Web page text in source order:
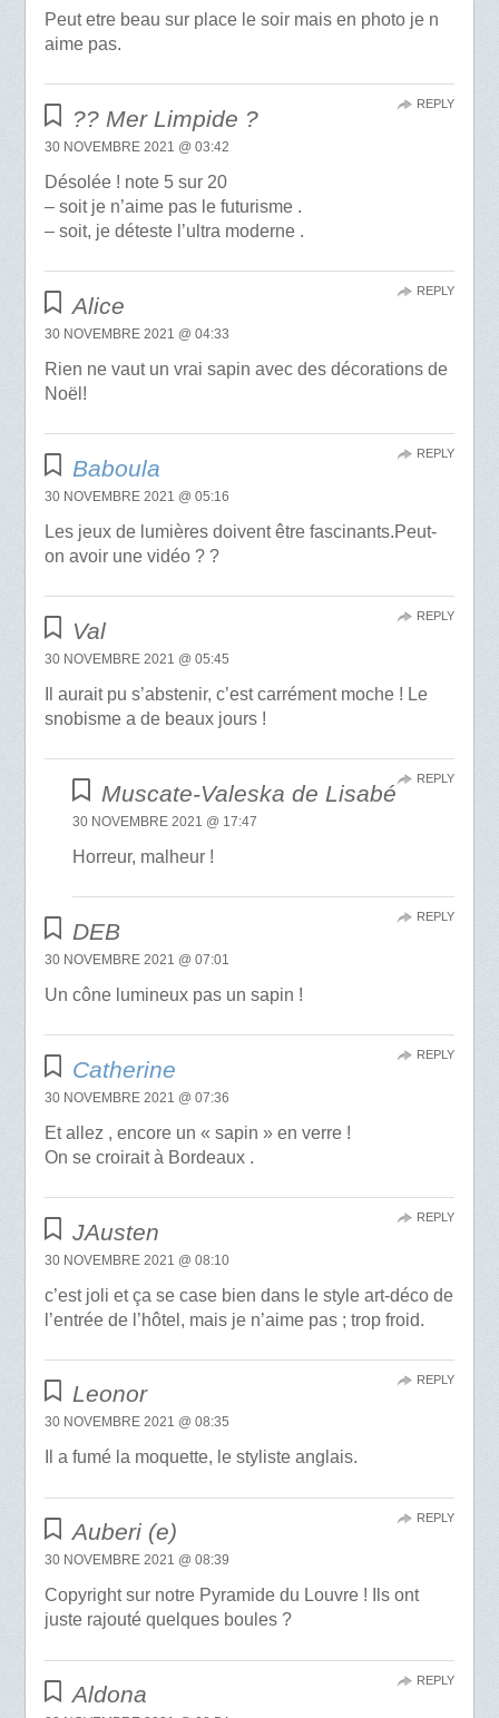
Peut etre beau sur place le soir mais en photo je n
aime pas.
?? Mer Limpide ?
30 NOVEMBRE 2021 @ 03:42
Désolée ! note 5 sur 20
– soit je n’aime pas le futurisme .
– soit, je déteste l’ultra moderne .
REPLY
Alice
30 NOVEMBRE 2021 @ 04:33
Rien ne vaut un vrai sapin avec des décorations de
Noël!
REPLY
Baboula
30 NOVEMBRE 2021 @ 05:16
Les jeux de lumières doivent être fascinants.Peut-
on avoir une vidéo ? ?
REPLY
Val
30 NOVEMBRE 2021 @ 05:45
Il aurait pu s’abstenir, c’est carrément moche ! Le
snobisme a de beaux jours !
REPLY
Muscate-Valeska de Lisabé
30 NOVEMBRE 2021 @ 17:47
Horreur, malheur !
REPLY
DEB
30 NOVEMBRE 2021 @ 07:01
Un cône lumineux pas un sapin !
REPLY
Catherine
30 NOVEMBRE 2021 @ 07:36
Et allez , encore un « sapin » en verre !
On se croirait à Bordeaux .
REPLY
JAusten
30 NOVEMBRE 2021 @ 08:10
c’est joli et ça se case bien dans le style art-déco de
l’entrée de l’hôtel, mais je n’aime pas ; trop froid.
REPLY
Leonor
30 NOVEMBRE 2021 @ 08:35
Il a fumé la moquette, le styliste anglais.
REPLY
Auberi (e)
30 NOVEMBRE 2021 @ 08:39
Copyright sur notre Pyramide du Louvre ! Ils ont
juste rajouté quelques boules ?
REPLY
Aldona
REPLY